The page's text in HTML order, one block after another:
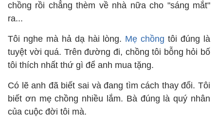
chồng rồi chẳng thèm về nhà nữa cho "sáng mắt"
ra...
Tôi nghe mà hả dạ hài lòng. Mẹ chồng tôi đúng là
tuyệt vời quá. Trên đường đi, chồng tôi bỗng hỏi bố
tôi thích nhất thứ gì để anh mua tặng.
Có lẽ anh đã biết sai và đang tìm cách thay đổi. Tôi
biết ơn mẹ chồng nhiều lắm. Bà đúng là quý nhân
của cuộc đời tôi mà.